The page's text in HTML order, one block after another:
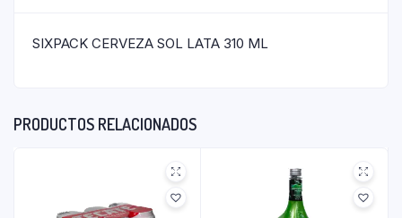
SIXPACK CERVEZA SOL LATA 310 ML
PRODUCTOS RELACIONADOS